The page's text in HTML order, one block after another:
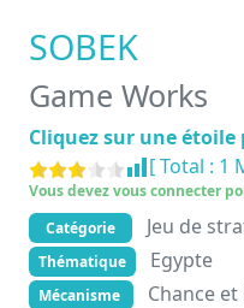
SOBEK
Game Works
Cliquez sur une
[ Total : 1
Vous devez vous connecter
Catégorie
Jeu de
Thématique Egypte
Mécanisme Chance